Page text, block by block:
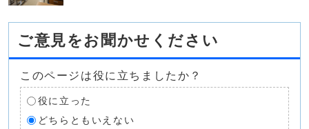
ご意見をお聞かせください
このページは役に立ちましたか？
役に立った
どちらともいえない